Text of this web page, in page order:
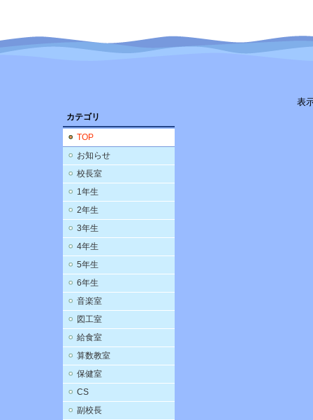
カテゴリ
TOP
お知らせ
校長室
1年生
2年生
3年生
4年生
5年生
6年生
音楽室
図工室
給食室
算数教室
保健室
CS
副校長
表